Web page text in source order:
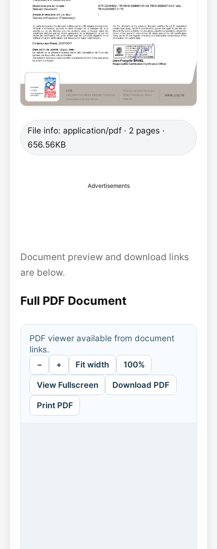
File info: application/pdf · 2 pages ·
656.56KB
Advertisements
Document preview and download links
are below.
Full PDF Document
PDF viewer available from document
links.
− + Fit width 100%
View Fullscreen Download PDF
Print PDF